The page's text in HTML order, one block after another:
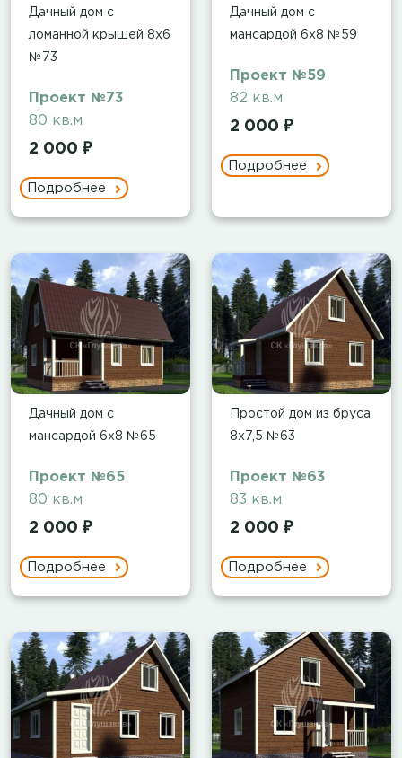
Дачный дом с
ломанной крышей 8х6
№73
Проект №73
80 кв.м
2 000 ₽
Подробнее
Дачный дом с
мансардой 6х8 №59
Проект №59
82 кв.м
2 000 ₽
Подробнее
Дачный дом с
мансардой 6х8 №65
Проект №65
80 кв.м
2 000 ₽
Подробнее
Простой дом из бруса
8x7,5 №63
Проект №63
83 кв.м
2 000 ₽
Подробнее